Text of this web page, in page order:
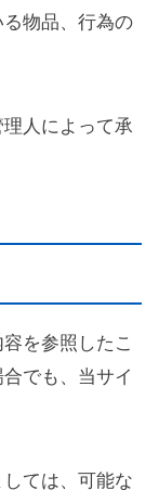
物品、行為の
人によって承
を参照したこ
でも、当サイ
ては、可能な